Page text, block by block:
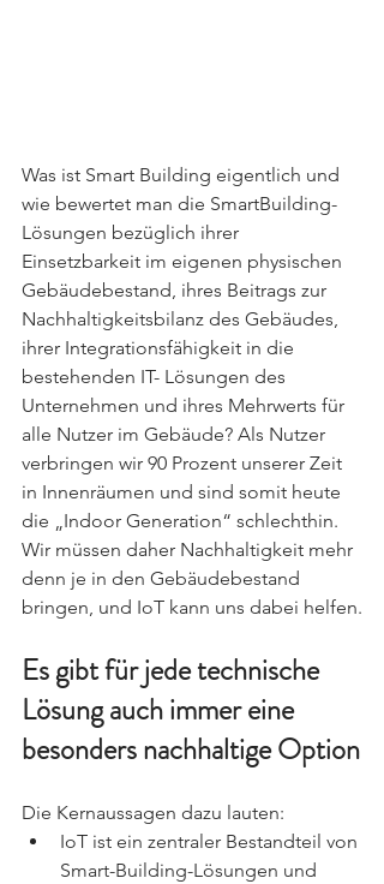
Was ist Smart Building eigentlich und
wie bewertet man die SmartBuilding-
Lösungen bezüglich ihrer
Einsetzbarkeit im eigenen physischen
Gebäudebestand, ihres Beitrags zur
Nachhaltigkeitsbilanz des Gebäudes,
ihrer Integrationsfähigkeit in die
bestehenden IT- Lösungen des
Unternehmen und ihres Mehrwerts für
alle Nutzer im Gebäude? Als Nutzer
verbringen wir 90 Prozent unserer Zeit
in Innenräumen und sind somit heute
die „Indoor Generation“ schlechthin.
Wir müssen daher Nachhaltigkeit mehr
denn je in den Gebäudebestand
bringen, und IoT kann uns dabei helfen.
Es gibt für jede technische
Lösung auch immer eine
besonders nachhaltige Option
Die Kernaussagen dazu lauten:
IoT ist ein zentraler Bestandteil von
Smart-Building-Lösungen und